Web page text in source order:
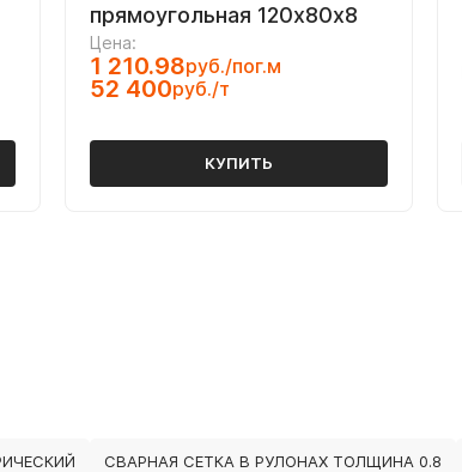
прямоугольная 120х80х8
Цена:
1 210.98руб./пог.м
52 400руб./т
КУПИТЬ
СВАРНАЯ СЕТКА В РУЛОНАХ ТОЛЩИНА 0.8